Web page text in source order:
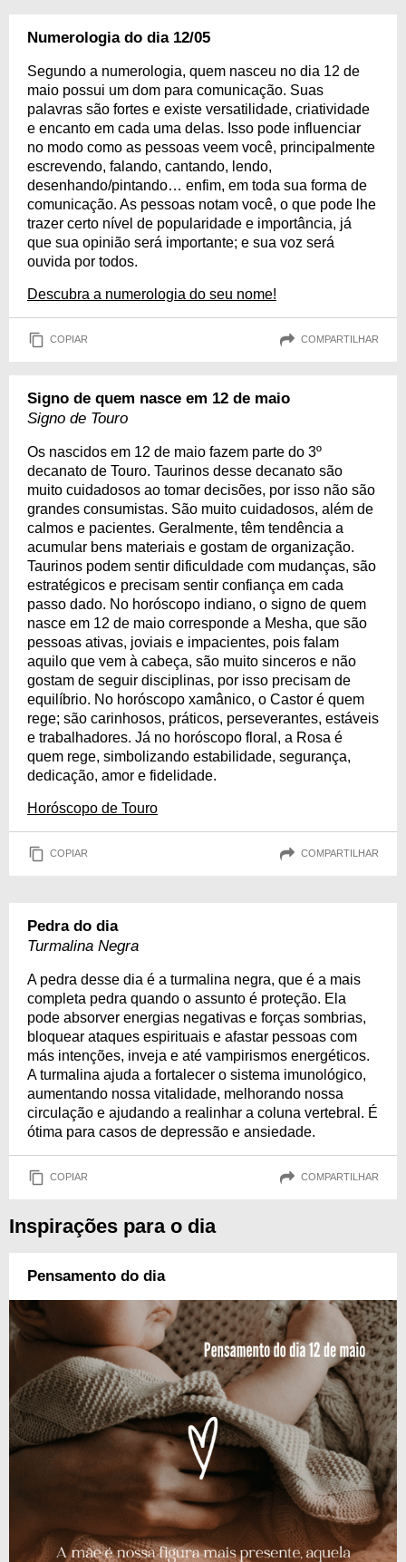
Numerologia do dia 12/05
Segundo a numerologia, quem nasceu no dia 12 de
maio possui um dom para comunicação. Suas
palavras são fortes e existe versatilidade, criatividade
e encanto em cada uma delas. Isso pode influenciar
no modo como as pessoas veem você, principalmente
escrevendo, falando, cantando, lendo,
desenhando/pintando… enfim, em toda sua forma de
comunicação. As pessoas notam você, o que pode lhe
trazer certo nível de popularidade e importância, já
que sua opinião será importante; e sua voz será
ouvida por todos.
Descubra a numerologia do seu nome!
COPIAR COMPARTILHAR
Signo de quem nasce em 12 de maio
Signo de Touro
Os nascidos em 12 de maio fazem parte do 3º
decanato de Touro. Taurinos desse decanato são
muito cuidadosos ao tomar decisões, por isso não são
grandes consumistas. São muito cuidadosos, além de
calmos e pacientes. Geralmente, têm tendência a
acumular bens materiais e gostam de organização.
Taurinos podem sentir dificuldade com mudanças, são
estratégicos e precisam sentir confiança em cada
passo dado. No horóscopo indiano, o signo de quem
nasce em 12 de maio corresponde a Mesha, que são
pessoas ativas, joviais e impacientes, pois falam
aquilo que vem à cabeça, são muito sinceros e não
gostam de seguir disciplinas, por isso precisam de
equilíbrio. No horóscopo xamânico, o Castor é quem
rege; são carinhosos, práticos, perseverantes, estáveis
e trabalhadores. Já no horóscopo floral, a Rosa é
quem rege, simbolizando estabilidade, segurança,
dedicação, amor e fidelidade.
Horóscopo de Touro
COPIAR COMPARTILHAR
Pedra do dia
Turmalina Negra
A pedra desse dia é a turmalina negra, que é a mais
completa pedra quando o assunto é proteção. Ela
pode absorver energias negativas e forças sombrias,
bloquear ataques espirituais e afastar pessoas com
más intenções, inveja e até vampirismos energéticos.
A turmalina ajuda a fortalecer o sistema imunológico,
aumentando nossa vitalidade, melhorando nossa
circulação e ajudando a realinhar a coluna vertebral. É
ótima para casos de depressão e ansiedade.
COPIAR COMPARTILHAR
Inspirações para o dia
Pensamento do dia